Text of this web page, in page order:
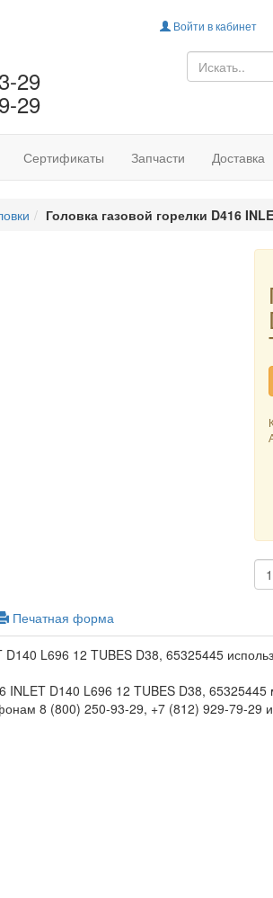
Войти в кабинет
29
29
Сертификаты Запчасти Доставка
Головка газовой горелки D416
Печатная форма
D140 L696 12 TUBES D38, 65325445
INLET D140 L696 12 TUBES D38,
8 (800) 250-93-29, +7 (812) 929-79-29